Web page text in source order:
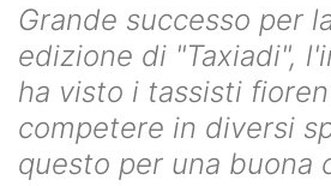
Grande successo per
edizione di "Taxiadi",
ha visto i tassisti
competere in diversi
questo per una buona